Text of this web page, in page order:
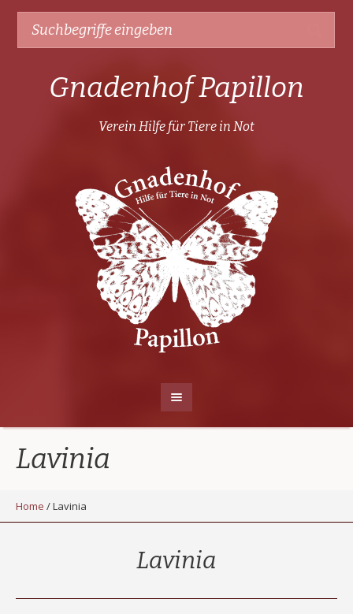
Gnadenhof Papillon
Verein Hilfe für Tiere in Not
Lavinia
Home /Lavinia
Lavinia